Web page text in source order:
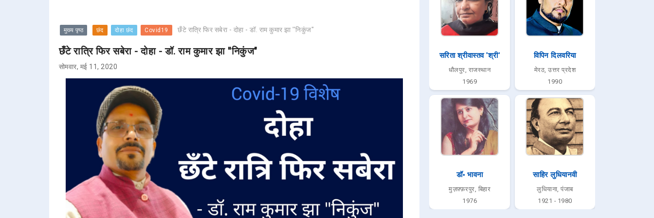
मुख्य पृष्ठ छंद दोहा छंद Covid19 छँटे रात्रि फिर सबेरा - दोहा - डॉ. राम कुमार झा ''निकुंज"
छँटे रात्रि फिर सबेरा - दोहा - डॉ. राम कुमार झा ''निकुंज"
सोमवार, मई 11, 2020
सरिता श्रीवास्तव 'श्री'
धौलपुर, राजस्थान
1969
विपिन दिलवरिया
मेरठ, उत्तर प्रदेश
1990
डॉ॰ भावना
मुज़फ़्फ़रपुर, बिहार
1976
साहिर लुधियानवी
लुधियाना, पंजाब
1921 - 1980